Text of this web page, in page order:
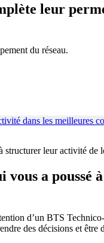
leur
du réseau.
structurer leur activité de
a poussé
d’un BTS
des décisions et être